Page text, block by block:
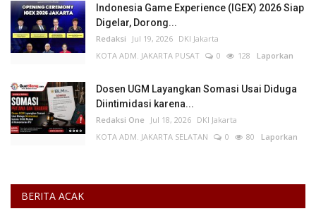
Indonesia Game Experience (IGEX) 2026 Siap
Digelar, Dorong...
Redaksi Jul 19, 2026 DKI Jakarta
KOTA ADM. JAKARTA PUSAT
0 128 Laporkan
Dosen UGM Layangkan Somasi Usai Diduga
Diintimidasi karena...
Redaksi One Jul 18, 2026 DKI Jakarta
KOTA ADM. JAKARTA SELATAN
0 80 Laporkan
BERITA ACAK